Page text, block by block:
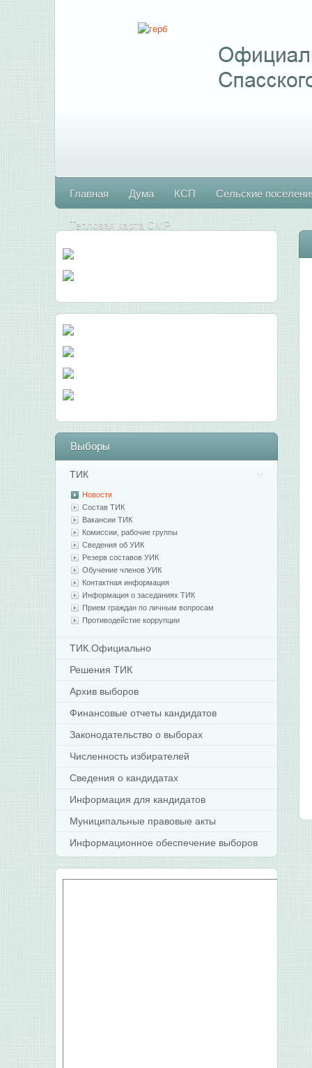
Главная Дума КСП Сельские
Тепловая карта СМР
Выборы
ТИК
Новости
Состав ТИК
Вакансии ТИК
Комиссии, рабочие группы
Сведения об УИК
Резерв составов УИК
Обучение членов УИК
Контактная информация
Информация о заседаниях ТИК
Прием граждан по личным вопросам
Противодейстие коррупции
ТИК.Официально
Решения ТИК
Архив выборов
Финансовые отчеты кандидатов
Законодательство о выборах
Численность избирателей
Сведения о кандидатах
Информация для кандидатов
Муниципальные правовые акты
Информационное обеспечение выборов